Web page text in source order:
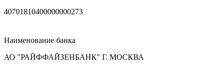
40701810400000000273
Наименование банка
АО "РАЙФФАЙЗЕНБАНК" Г. МОСКВА